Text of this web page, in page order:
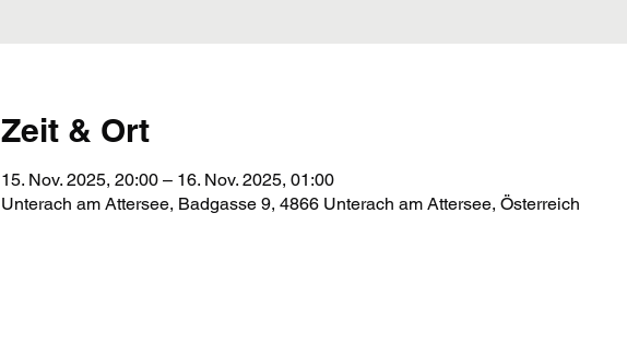
Zeit & Ort
15. Nov. 2025, 20:00 – 16. Nov. 2025, 01:00
Unterach am Attersee, Badgasse 9, 4866 Unterach am Attersee, Österreich